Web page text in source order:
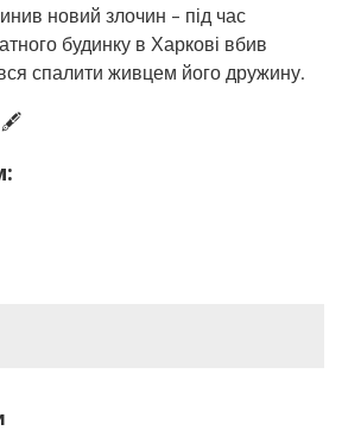
новий злочин – під час
будинку в Харкові вбив
спалити живцем його дружину.
🖋️